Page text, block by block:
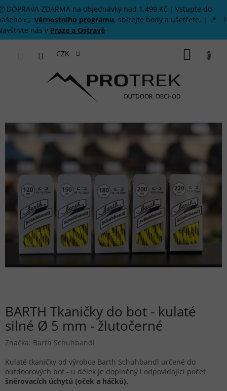
Přejít na obsah
DOPRAVA ZDARMA na objednávky nad 1.499 Kč | Vstupte do
👉 věrnostního programu, sbírejte body a ušetřete. | 📍
nás v Praze a Ostravě
CZK
BARTH Tkaničky do bot - kulaté
silné Ø 5 mm - žlutočerné
Značka: Barth Schuhbandl
Kulaté tkaničky od výrobce Barth Schuhbandl určené do
outdoorových bot - u délek je doplněný i odpovídající počet
šněrovacích úchytů (oček a háčků).